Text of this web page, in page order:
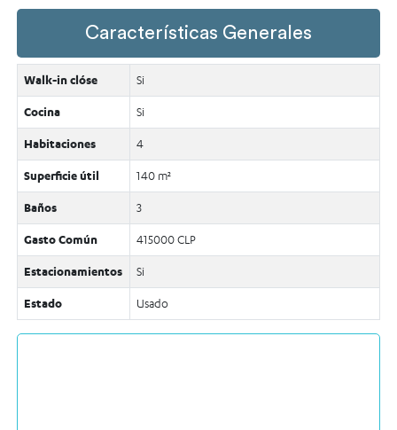
Características Generales
Walk-in clóse Si
Cocina Si
Habitaciones 4
Superficie útil 140 m²
Baños 3
Gasto Común 415000 CLP
Estacionamientos Si
Estado Usado